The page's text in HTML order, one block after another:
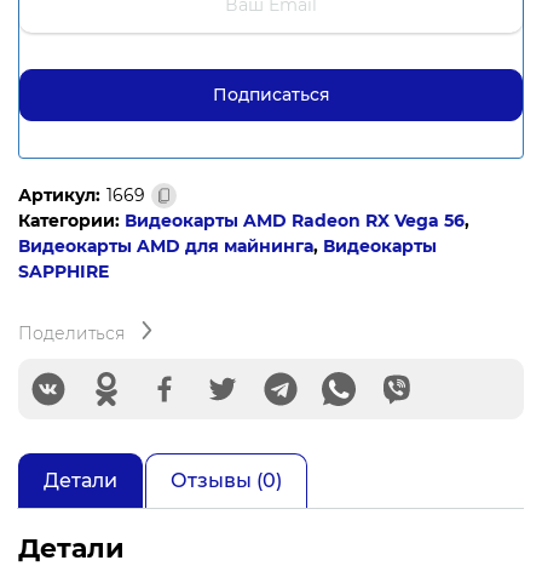
Артикул: 1669
Категории: Видеокарты AMD Radeon RX Vega 56,
Видеокарты AMD для майнинга, Видеокарты
SAPPHIRE
Поделиться
Детали Отзывы (0)
Детали